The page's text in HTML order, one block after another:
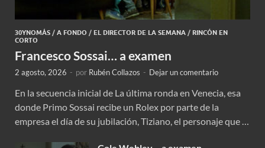
30YNOMÁS / A FONDO / EL DIRECTOR DE LA SEMANA / RINCÓN EN
CORTO
Francesco Sossai… a examen
2 agosto, 2026 - por Rubén Collazos - Dejar un comentario
En la secuencia inicial de La última ronda en Venecia, esa
donde Primo Sossai recibe un Rolex por parte de la
empresa el día de su jubilación, Tiziano, el personaje que …